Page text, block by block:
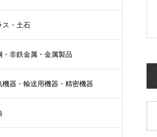
ス・土石
・非鉄金属・金属製品
機器・輸送用機器・精密機器